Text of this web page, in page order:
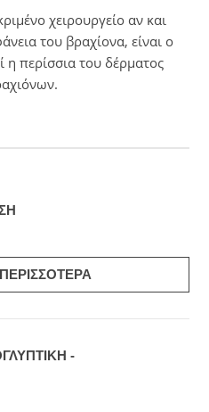
χειρουργείο αν και
του βραχίονα, είναι ο
περίσσια του δέρματος
-